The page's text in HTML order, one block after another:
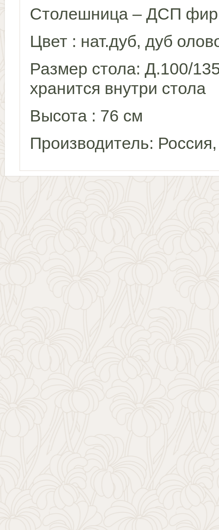
Столешница – ДСП
Цвет : нат.дуб, дуб
Размер стола: Д.100/
хранится внутри стола
Высота : 76 см
Производитель: